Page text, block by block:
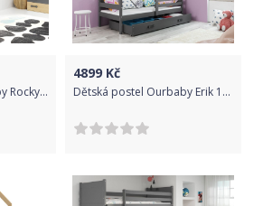
Dětská postel Ourbaby Rocky 200x90 cm
4899 Kč
Dětská postel Ourbaby Erik 190x80 cm